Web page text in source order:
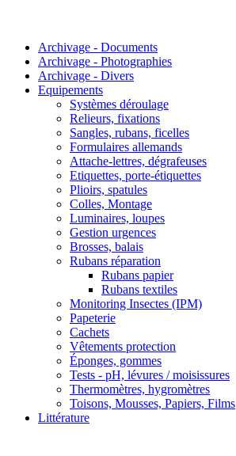
Archivage - Documents
Archivage - Photographies
Archivage - Divers
Equipements
Systèmes déroulage
Relieurs, fixations
Sangles, rubans, ficelles
Formulaires allemands
Attache-lettres, dégrafeuses
Etiquettes, porte-étiquettes
Plioirs, spatules
Colles, Montage
Luminaires, loupes
Gestion urgences
Brosses, balais
Rubans réparation
Rubans papier
Rubans textiles
Monitoring Insectes (IPM)
Papeterie
Cachets
Vêtements protection
Éponges, gommes
Tests - pH, lévures / moisissures
Thermomètres, hygromètres
Toisons, Mousses, Papiers, Films
Littérature